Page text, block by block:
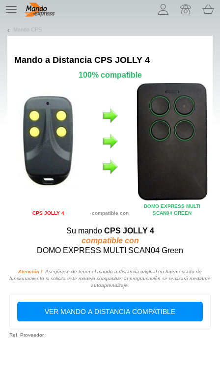
TE
navigation
Mando CPS
Mando a Distancia CPS JOLLY 4
100% compatible
CPS JOLLY 4 compatible con
DOMO EXPRESS MULTI
SCAN04 GREEN
Su mando CPS JOLLY 4
compatible con
DOMO EXPRESS MULTI SCAN04 Green
Atención ! Asegúrese de tener el mando a distancia original en buen estado de
funcionamiento si solicita este modelo compatible: la programación se realizará mediante
autoaprendizaje.
VER MANDO A DISTANCIA COMPATIBLE
Ref. Proveedor :
¡Permítenos presentarte nuestras cookies!